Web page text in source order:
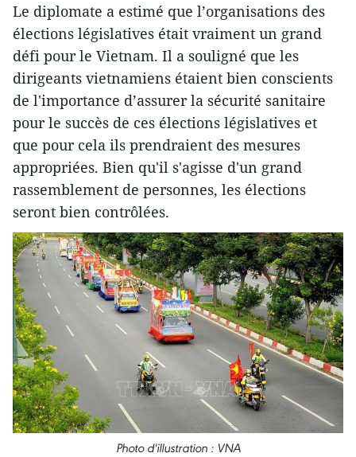
Le diplomate a estimé que l’organisations des
élections législatives était vraiment un grand
défi pour le Vietnam. Il a souligné que les
dirigeants vietnamiens étaient bien conscients
de l'importance d’assurer la sécurité sanitaire
pour le succès de ces élections législatives et
que pour cela ils prendraient des mesures
appropriées. Bien qu'il s'agisse d'un grand
rassemblement de personnes, les élections
seront bien contrôlées.
Photo d'illustration : VNA